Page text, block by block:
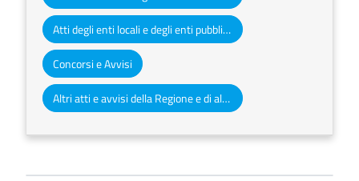
Atti degli enti locali e degli enti pubblici e privati
Concorsi e Avvisi
Altri atti e avvisi della Regione e di altri enti pubblici che interessano la collettività regionale